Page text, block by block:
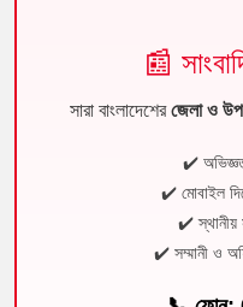
📰
সারা বাংলাদেশেরজেলা ও
✔️
✔️ মোবাইল
✔️ স্থানীয়
✔️ সম্মানী ও